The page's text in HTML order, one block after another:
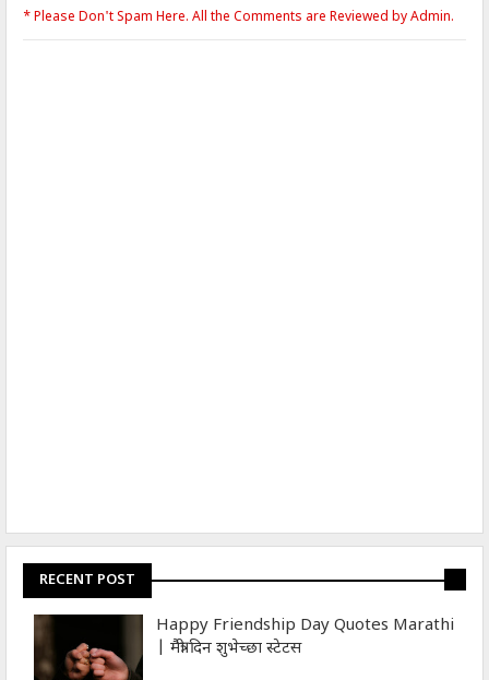
* Please Don't Spam Here. All the Comments are Reviewed by Admin.
RECENT POST
Happy Friendship Day Quotes Marathi
| मैत्री दिन शुभेच्‍छा स्‍टेटस